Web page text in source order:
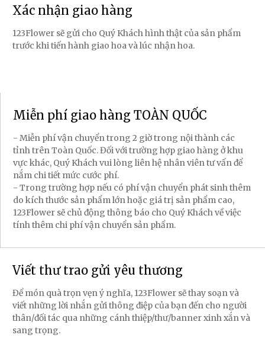
Xác nhận giao hàng
123Flower sẽ gửi cho Quý Khách hình thật của sản phẩm
trước khi tiến hành giao hoa và lúc nhận hoa.
Miễn phí giao hàng TOÀN QUỐC
- Miễn phí vận chuyển trong 2 giờ trong nội thành các
tỉnh trên Toàn Quốc. Đối với trường hợp giao hàng ở khu
vực khác, Quý Khách vui lòng liên hệ nhân viên tư vấn để
nắm chi tiết mức cước phí.
- Trong trường hợp nếu có phí vận chuyển phát sinh thêm
do kích thước sản phẩm lớn hoặc giá trị sản phẩm cao,
123Flower sẽ chủ động thông báo cho Quý Khách về việc
tính thêm chi phí vận chuyển sản phẩm.
Viết thư trao gửi yêu thương
Để món quà trọn vẹn ý nghĩa, 123Flower sẽ thay soạn và
viết những lời nhắn gửi thông điệp của bạn đến cho người
thân/đối tác qua những cánh thiệp/thư/banner xinh xắn và
sang trọng.